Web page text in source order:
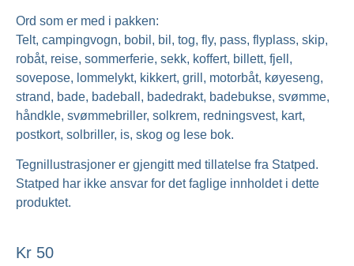
Ord som er med i pakken:
Telt, campingvogn, bobil, bil, tog, fly, pass, flyplass, skip,
robåt, reise, sommerferie, sekk, koffert, billett, fjell,
sovepose, lommelykt, kikkert, grill, motorbåt, køyeseng,
strand, bade, badeball, badedrakt, badebukse, svømme,
håndkle, svømmebriller, solkrem, redningsvest, kart,
postkort, solbriller, is, skog og lese bok.
Tegnillustrasjoner er gjengitt med tillatelse fra Statped.
Statped har ikke ansvar for det faglige innholdet i dette
produktet.
Kr 50